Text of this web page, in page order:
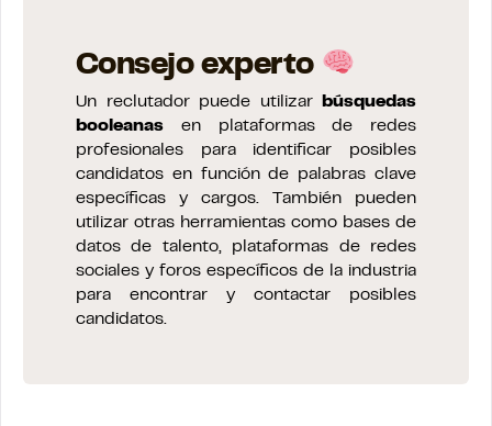
Consejo experto
Un reclutador puede utilizar
búsquedas
booleanas en plataformas de redes
profesionales para identificar posibles
candidatos en función de palabras clave
específicas y cargos. También pueden
utilizar otras herramientas como bases de
datos de talento, plataformas de redes
sociales y foros específicos de la industria
para encontrar y contactar posibles
candidatos.